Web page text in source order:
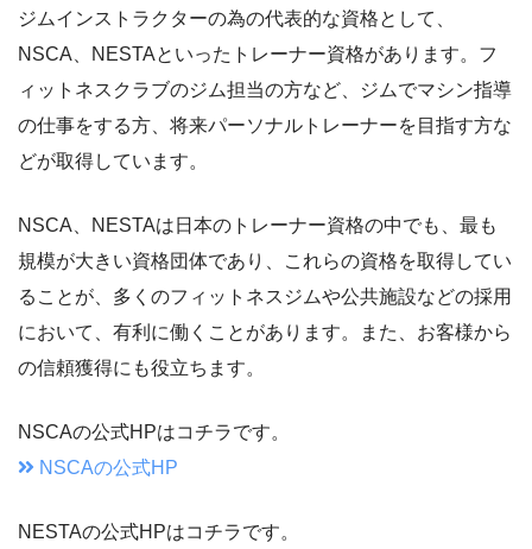
ジムインストラクターの為の代表的な資格として、
NSCA、NESTAといったトレーナー資格があります。フ
ィットネスクラブのジム担当の方など、ジムでマシン指導
の仕事をする方、将来パーソナルトレーナーを目指す方な
どが取得しています。
NSCA、NESTAは日本のトレーナー資格の中でも、最も
規模が大きい資格団体であり、これらの資格を取得してい
ることが、多くのフィットネスジムや公共施設などの採用
において、有利に働くことがあります。また、お客様から
の信頼獲得にも役立ちます。
NSCAの公式HPはコチラです。
NSCAの公式HP
NESTAの公式HPはコチラです。